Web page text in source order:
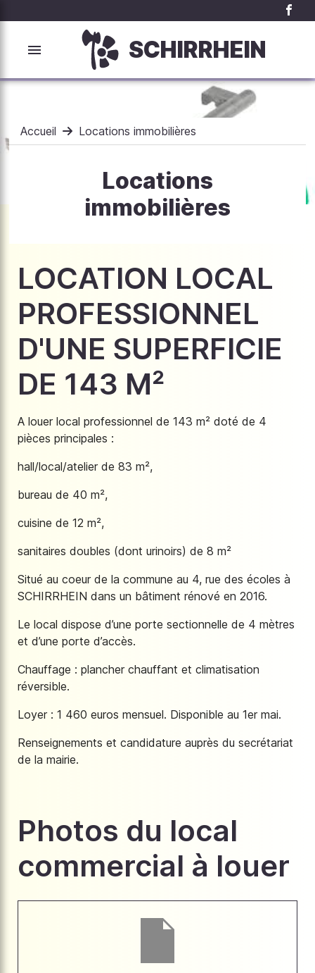
SCHIRRHEIN
Accueil Locations immobilières
Locations
immobilières
LOCATION LOCAL
PROFESSIONNEL
D'UNE SUPERFICIE
DE 143 M²
A louer local professionnel de 143 m² doté de 4
pièces principales :
hall/local/atelier de 83 m²,
bureau de 40 m²,
cuisine de 12 m²,
sanitaires doubles (dont urinoirs) de 8 m²
Situé au coeur de la commune au 4, rue des écoles à
SCHIRRHEIN dans un bâtiment rénové en 2016.
Le local dispose d’une porte sectionnelle de 4 mètres
et d’une porte d’accès.
Chauffage : plancher chauffant et climatisation
réversible.
Loyer : 1 460 euros mensuel. Disponible au 1er mai.
Renseignements et candidature auprès du secrétariat
de la mairie.
Photos du local
commercial à louer